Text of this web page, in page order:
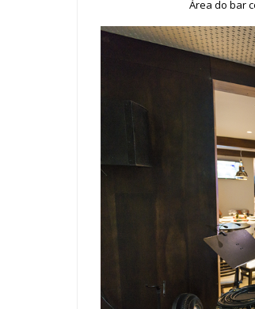
Área do bar